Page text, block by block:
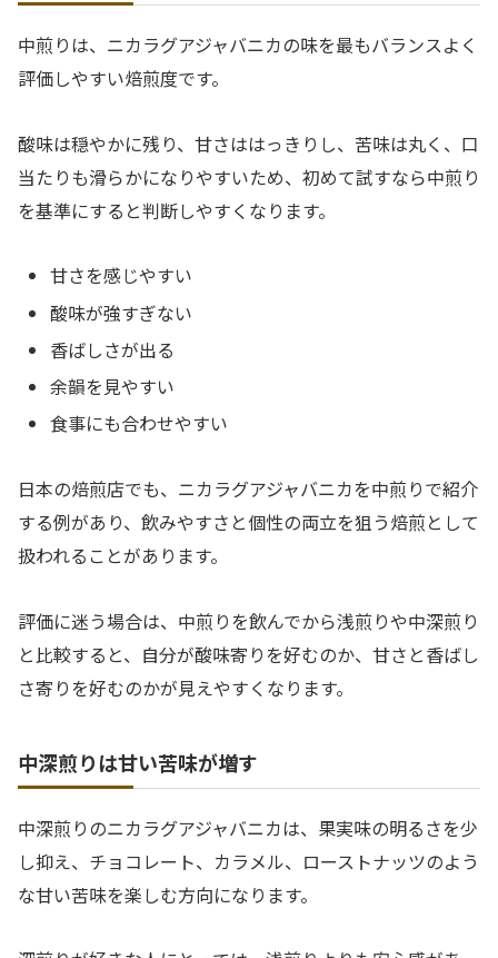
中煎りは、ニカラグアジャバニカの味を最もバランスよく
評価しやすい焙煎度です。
酸味は穏やかに残り、甘さははっきりし、苦味は丸く、口
当たりも滑らかになりやすいため、初めて試すなら中煎り
を基準にすると判断しやすくなります。
甘さを感じやすい
酸味が強すぎない
香ばしさが出る
余韻を見やすい
食事にも合わせやすい
日本の焙煎店でも、ニカラグアジャバニカを中煎りで紹介
する例があり、飲みやすさと個性の両立を狙う焙煎として
扱われることがあります。
評価に迷う場合は、中煎りを飲んでから浅煎りや中深煎り
と比較すると、自分が酸味寄りを好むのか、甘さと香ばし
さ寄りを好むのかが見えやすくなります。
中深煎りは甘い苦味が増す
中深煎りのニカラグアジャバニカは、果実味の明るさを少
し抑え、チョコレート、カラメル、ローストナッツのよう
な甘い苦味を楽しむ方向になります。